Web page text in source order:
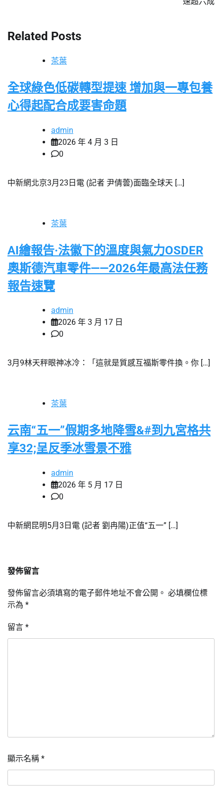
Related Posts
茶葉
全球綠色低碳轉型提速 增加與一專包養
心得起配合成要害命題
admin
2026 年 4 月 3 日
0
中新網北京3月23日電 (記者 尹倩蕓)面臨全球天 […]
茶葉
AI繪報告·法徽下的溫度與氣力OSDER
奧斯德汽車零件——2026年最高法任務
報告速覽
admin
2026 年 3 月 17 日
0
3月9林天秤眼神冰冷：「這就是質感互福斯零件換。你 […]
茶葉
云南“五一”假期多地降雪&#到九宮格共
享32;呈反季冰雪景不雅
admin
2026 年 5 月 17 日
0
中新網昆明5月3日電 (記者 劉冉陽)正值“五一” […]
發佈留言
發佈留言必須填寫的電子郵件地址不會公開。 必填欄位標
示為 *
留言 *
顯示名稱 *